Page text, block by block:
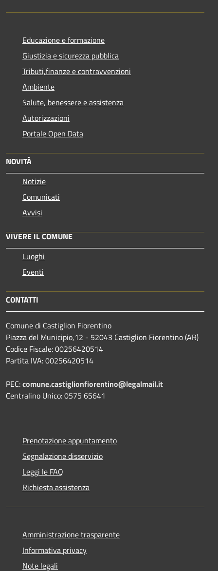
Educazione e formazione
Giustizia e sicurezza pubblica
Tributi,finanze e contravvenzioni
Ambiente
Salute, benessere e assistenza
Autorizzazioni
Portale Open Data
NOVITÀ
Notizie
Comunicati
Avvisi
VIVERE IL COMUNE
Luoghi
Eventi
CONTATTI
Comune di Castiglion Fiorentino
Piazza del Municipio,12 - 52043 Castiglion Fiorentino (AR)
Codice Fiscale: 00256420514
Partita IVA: 00256420514
PEC:comune.castiglionfiorentino@legalmail.it
Centralino Unico: 0575 65641
Prenotazione appuntamento
Segnalazione disservizio
Leggi le FAQ
Richiesta assistenza
Amministrazione trasparente
Informativa privacy
Note legali